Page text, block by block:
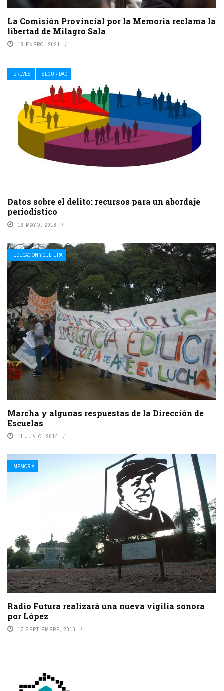
La Comisión Provincial por la Memoria reclama la
libertad de Milagro Sala
18 ENERO, 2021
BREVES SEGURIDAD
Datos sobre el delito: recursos para un abordaje
periodístico
16 MAYO, 2018
EDUCACIÓN Y CULTURA
Marcha y algunas respuestas de la Dirección de
Escuelas
11 JUNIO, 2014
MEMORIA
Radio Futura realizará una nueva vigilia sonora
por López
17 SEPTIEMBRE, 2013